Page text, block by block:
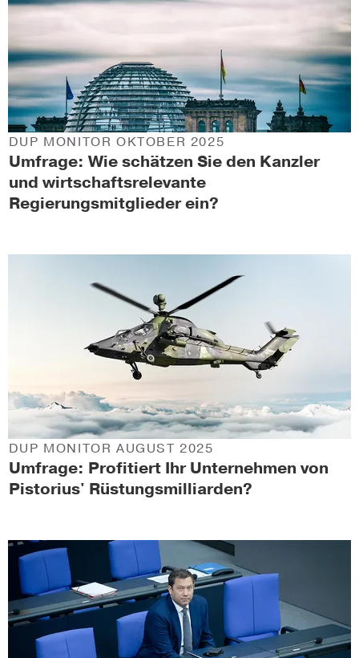
Umfrage: Wie schätzen Sie den Kanzler
und wirtschaftsrelevante
Regierungsmitglieder ein?
DUP MONITOR OKTOBER 2025
Umfrage: Profitiert Ihr Unternehmen von
Pistorius' Rüstungsmilliarden?
DUP MONITOR AUGUST 2025